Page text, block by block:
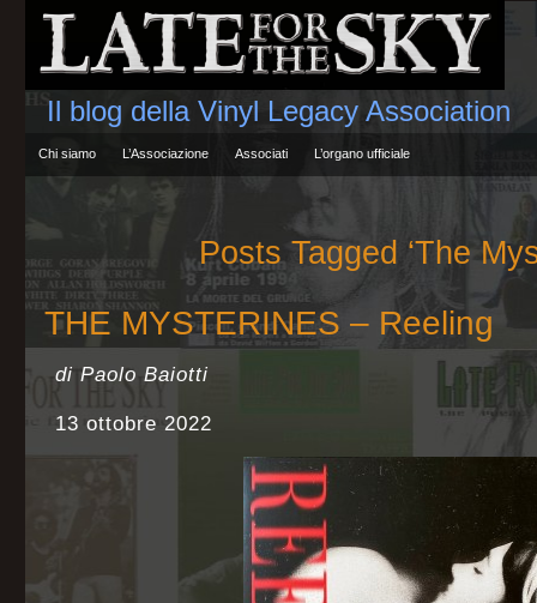
Il blog della Vinyl Legacy Association
Chi siamo L’Associazione Associati L’organo ufficiale
Posts Tagged ‘The
THE MYSTERINES – Reeling
di Paolo Baiotti
13 ottobre 2022